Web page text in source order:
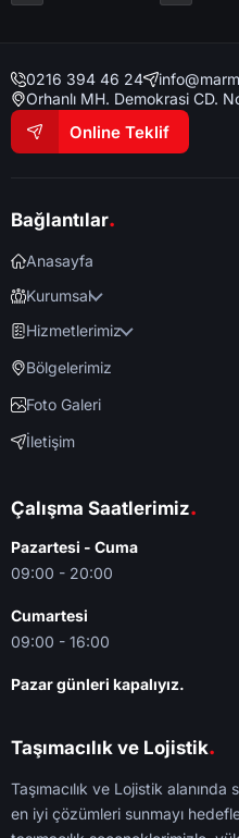
0216 394 46 24
Orhanlı MH. Demokrasi CD.
Online Teklif
Bağlantılar.
Anasayfa
Kurumsal
Hizmetlerimiz
Bölgelerimiz
Foto Galeri
İletişim
Çalışma Saatlerimiz.
Pazartesi - Cuma
09:00 - 20:00
Cumartesi
09:00 - 16:00
Pazar günleri kapalıyız.
Taşımacılık ve Lojistik.
Taşımacılık ve Lojistik
en iyi çözümleri sunmayı